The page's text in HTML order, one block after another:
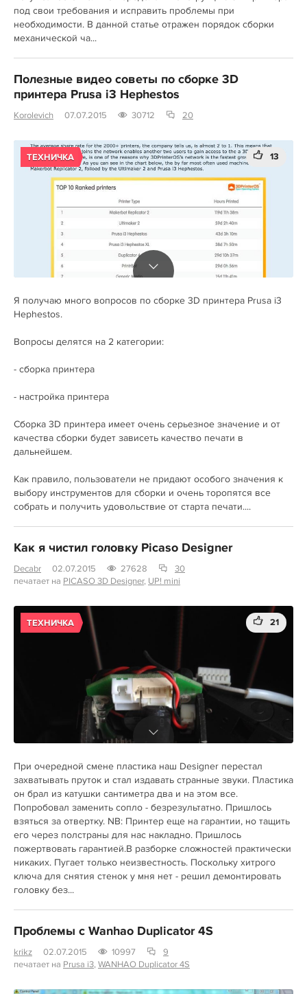
под свои требования и исправить проблемы при
необходимости. В данной статье отражен порядок сборки
механической ча...
Полезные видео советы по сборке 3D
принтера Prusa i3 Hephestos
Korolevich 07.07.2015 30712 20
ТЕХНИЧКА 13
Я получаю много вопросов по сборке 3D принтера Prusa i3
Hephestos.
Вопросы делятся на 2 категории:
- сборка принтера
- настройка принтера
Сборка 3D принтера имеет очень серьезное значение и от
качества сборки будет зависеть качество печати в
дальнейшем.
Как правило, пользователи не придают особого значения к
выбору инструментов для сборки и очень торопятся все
собрать и получить удовольствие от старта печати....
Как я чистил головку Picaso Designer
Decabr 02.07.2015 27628
30
печатает на PICASO 3D Designer, UP! mini
ТЕХНИЧКА 21
При очередной смене пластика наш Designer перестал
захватывать пруток и стал издавать странные звуки. Пластика
он брал из катушки сантиметра два и на этом все.
Попробовал заменить сопло - безрезультатно. Пришлось
взяться за отвертку. NB: Принтер еще на гарантии, но тащить
его через полстраны для нас накладно. Пришлось
пожертвовать гарантией.В разборке сложностей практически
никаких. Пугает только неизвестность. Поскольку хитрого
ключа для снятия стенок у мня нет - решил демонтировать
головку без...
Проблемы с Wanhao Duplicator 4S
krikz 02.07.2015 10997
9
печатает на Prusa i3, WANHAO Duplicator 4S